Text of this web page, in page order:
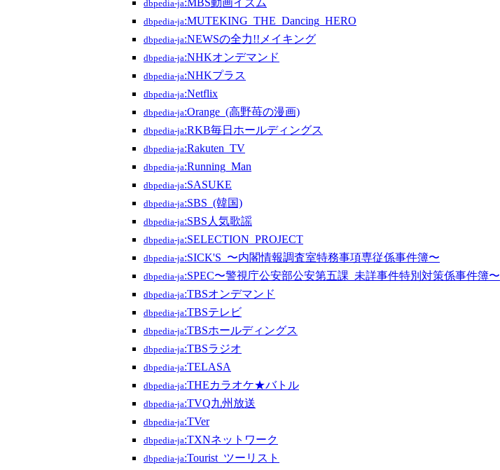
dbpedia-ja:MBS動画イズム
dbpedia-ja:MUTEKING_THE_Dancing_HERO
dbpedia-ja:NEWSの全力!!メイキング
dbpedia-ja:NHKオンデマンド
dbpedia-ja:NHKプラス
dbpedia-ja:Netflix
dbpedia-ja:Orange_(高野苺の漫画)
dbpedia-ja:RKB毎日ホールディングス
dbpedia-ja:Rakuten_TV
dbpedia-ja:Running_Man
dbpedia-ja:SASUKE
dbpedia-ja:SBS_(韓国)
dbpedia-ja:SBS人気歌謡
dbpedia-ja:SELECTION_PROJECT
dbpedia-ja:SICK'S_〜内閣情報調査室特務事項専従係事件簿〜
dbpedia-ja:SPEC〜警視庁公安部公安第五課_未詳事件特別対策係事件簿〜
dbpedia-ja:TBSオンデマンド
dbpedia-ja:TBSテレビ
dbpedia-ja:TBSホールディングス
dbpedia-ja:TBSラジオ
dbpedia-ja:TELASA
dbpedia-ja:THEカラオケ★バトル
dbpedia-ja:TVQ九州放送
dbpedia-ja:TVer
dbpedia-ja:TXNネットワーク
dbpedia-ja:Tourist_ツーリスト